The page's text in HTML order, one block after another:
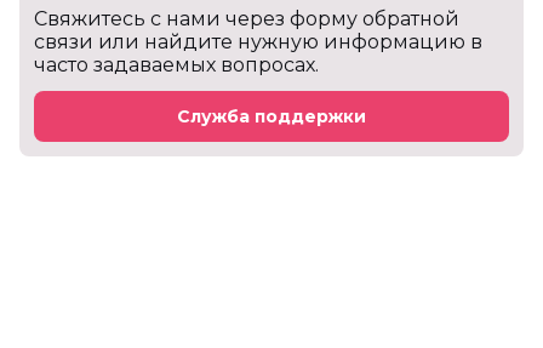
Cвяжитесь с нами через форму обратной
связи или найдите нужную информацию в
часто задаваемых вопросах.
Служба поддержки